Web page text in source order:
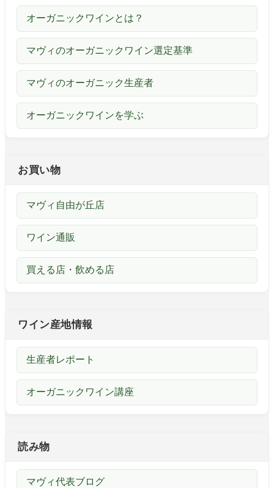
オーガニックワインとは？
マヴィのオーガニックワイン選定基準
マヴィのオーガニック生産者
オーガニックワインを学ぶ
お買い物
マヴィ自由が丘店
ワイン通販
買える店・飲める店
ワイン産地情報
生産者レポート
オーガニックワイン講座
読み物
マヴィ代表ブログ